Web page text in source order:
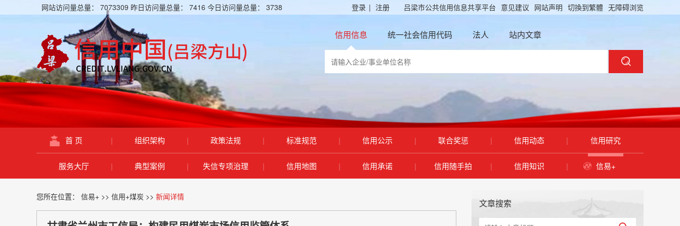
网站访问量总量： 7073309 昨日访问量总量： 7416 今日访问量总量： 3738 无障碍浏览
切換到繁體
网站声明
意见建议
吕梁市公共信用信息共享平台
登录 | 注册
信用信息 统一社会信用代码 法人 站内文章
首 页 | 组织架构 | 政策法规 | 标准规范 | 信用公示 | 联合奖惩 | 信用动态 | 信用研究
服务大厅 | 典型案例 | 失信专项治理 | 信用地图 | 信用承诺 | 信用随手拍 | 信用知识 | 信易+
您所在位置： 信易+ >> 信用+煤炭 >> 新闻详情
文章搜索